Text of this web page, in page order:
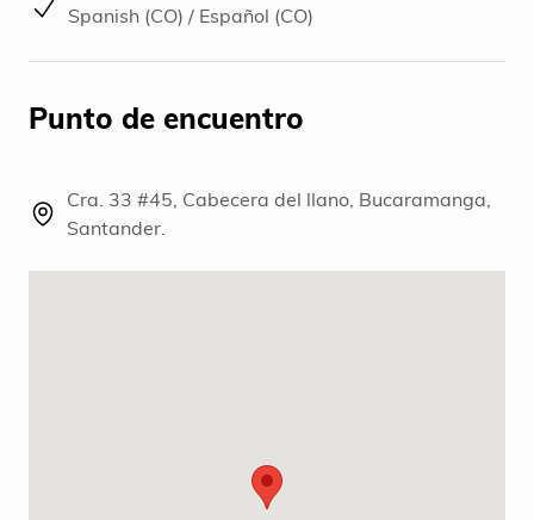
Spanish (CO) / Español (CO)
Punto de encuentro
Cra. 33 #45, Cabecera del llano, Bucaramanga,
Santander.